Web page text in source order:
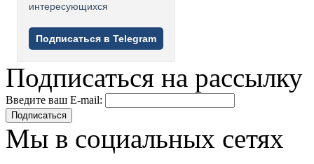
интересующихся
Подписаться в Telegram
Подписаться на рассылку
Введите ваш E-mail:
Подписаться
Мы в социальных сетях